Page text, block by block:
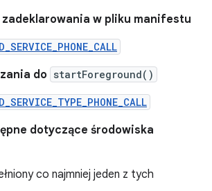
w pliku manifestu
do startForeground()
dotyczące środowiska
co najmniej jeden z tych